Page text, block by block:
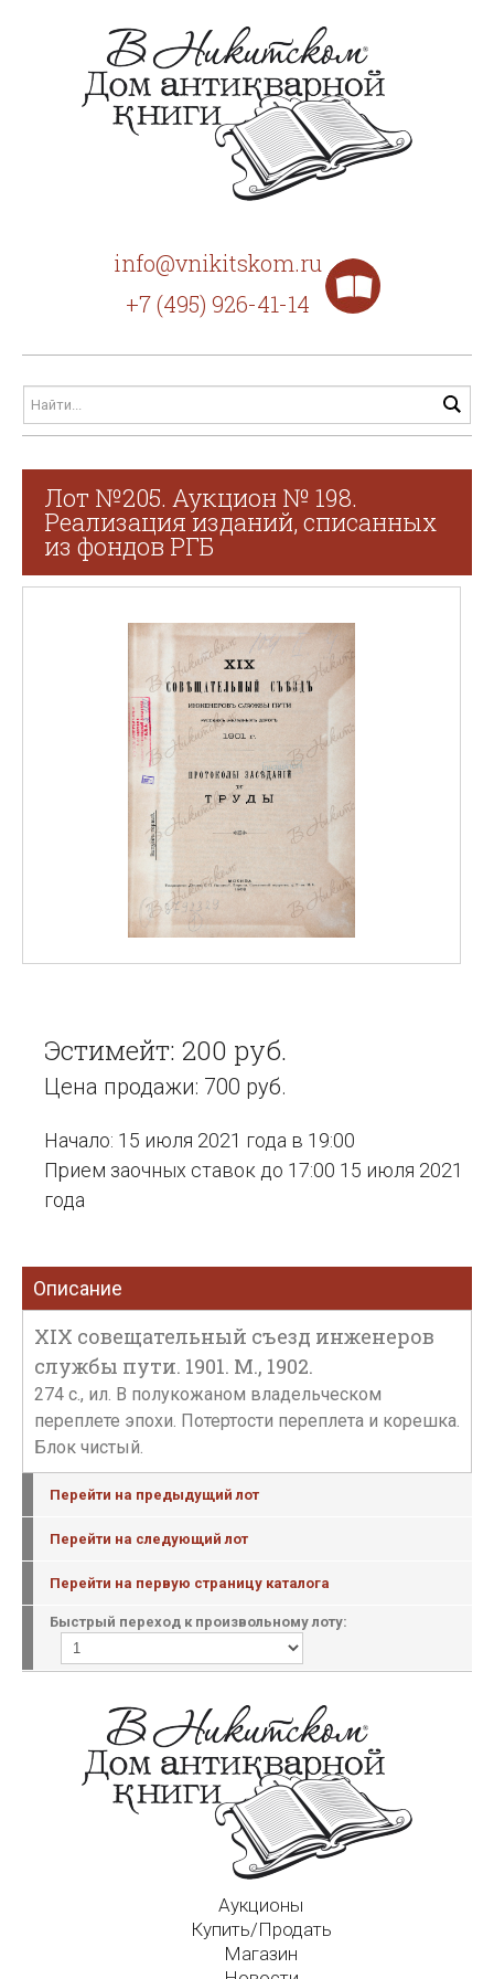
info@vnikitskom.ru
+7 (495) 926-41-14
Лот №205. Аукцион № 198.
Реализация изданий, списанных
из фондов РГБ
Эстимейт: 200 руб.
Цена продажи: 700 руб.
Начало: 15 июля 2021 года в 19:00
Прием заочных ставок до 17:00 15 июля 2021
года
Описание
XIX совещательный съезд инженеров
службы пути. 1901. М., 1902.
274 с., ил. В полукожаном владельческом
переплете эпохи. Потертости переплета и корешка.
Блок чистый.
Перейти на предыдущий лот
Перейти на следующий лот
Перейти на первую страницу каталога
Быстрый переход к произвольному лоту:
Аукционы
Купить/Продать
Магазин